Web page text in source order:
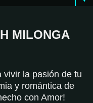
MILONGA
la pasión de tu
y romántica de
con Amor!